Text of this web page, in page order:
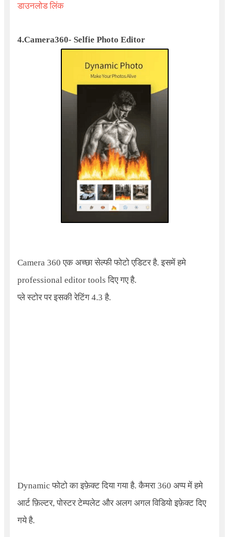
डाउनलोड लिंक
4.Camera360- Selfie Photo Editor
Camera 360 एक अच्छा सेल्फी फोटो एडिटर है. इसमें हमे
professional editor tools दिए गए है.
प्ले स्टोर पर इसकी रेटिंग 4.3 है.
Dynamic फोटो का इफ़ेक्ट दिया गया है. कैमरा 360 अप्प में हमे
आर्ट फ़िल्टर, पोस्टर टेम्पलेट और अलग अगल विडियो इफ़ेक्ट दिए
गये है.